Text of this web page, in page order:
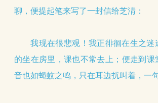
聊，便提起笔来写了一封信给芝淸：
我现在很悲覌！我正徘徊在生之迷
的坐在房里，课也不常去上；便走到课
音也如蝇蚊之鸣，只在耳边扰叫着，一